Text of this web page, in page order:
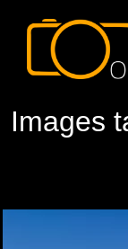
Images